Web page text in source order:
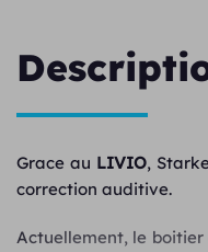
Grace au LIVIO,
correction auditive.
Actuellement, le boitier